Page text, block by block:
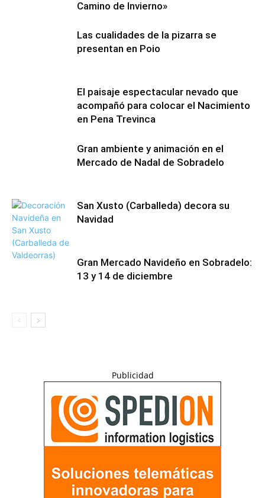
Camino de Invierno»
Las cualidades de la pizarra se
presentan en Poio
El paisaje espectacular nevado que
acompañó para colocar el Nacimiento
en Pena Trevinca
Gran ambiente y animación en el
Mercado de Nadal de Sobradelo
San Xusto (Carballeda) decora su
Navidad
Gran Mercado Navideño en Sobradelo:
13 y 14 de diciembre
Publicidad